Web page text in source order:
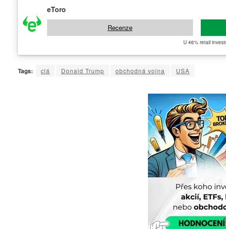
eToro
Recenze
U 46% retail
Tags: clá Donald Trump obchodná vojna USA